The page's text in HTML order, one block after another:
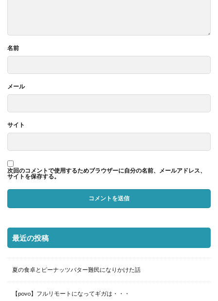
名前
メール
サイト
次回のコメントで使用するためブラウザーに自分の名前、メールアドレス、
サイトを保存する。
最近の投稿
夏の食卓とピーナッツバター難民になりかけた話
【povo】フルリモートになってギガは・・・